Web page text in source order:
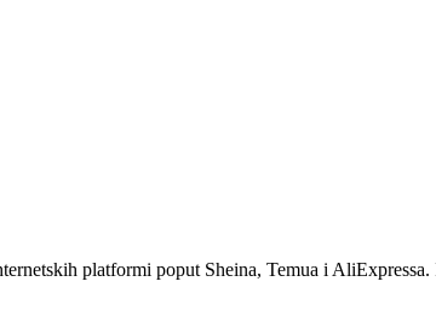
platformi poput Sheina, Temua i